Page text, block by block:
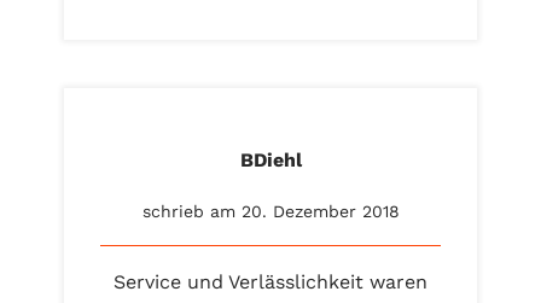
BDiehl
schrieb am 20. Dezember 2018
Service und Verlässlichkeit waren